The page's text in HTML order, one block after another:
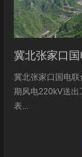
冀北张家口国电
期风电220kV送出
表...